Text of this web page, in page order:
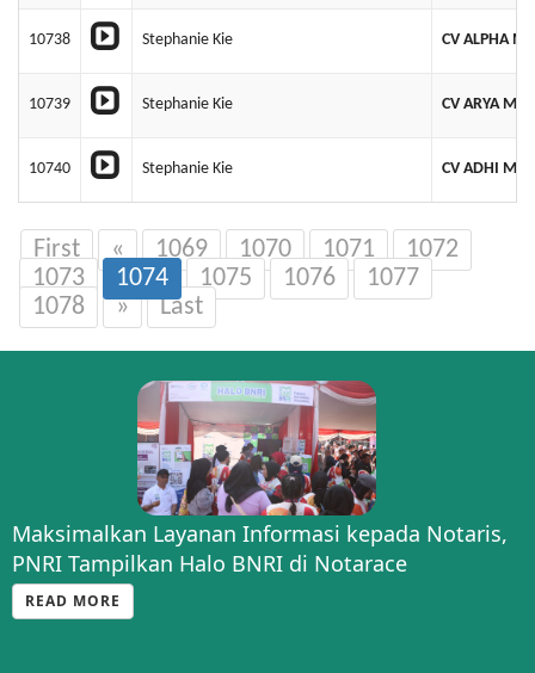
10738 Stephanie Kie CV ALPHA
10739 Stephanie Kie CV ARYA
10740 Stephanie Kie CV ADHI
First « 1069 1070 1071
1072
1073
1074 1075 1076
1077
1078
» Last
Maksimalkan Layanan Informasi kepada Notaris,
PNRI Tampilkan Halo BNRI di Notarace
READ MORE
Silaturahmi Strategis: PNRI dan BSK Hukum
Bahas Optimalisasi Pengumuman BN-TBN Sesuai
PP 72